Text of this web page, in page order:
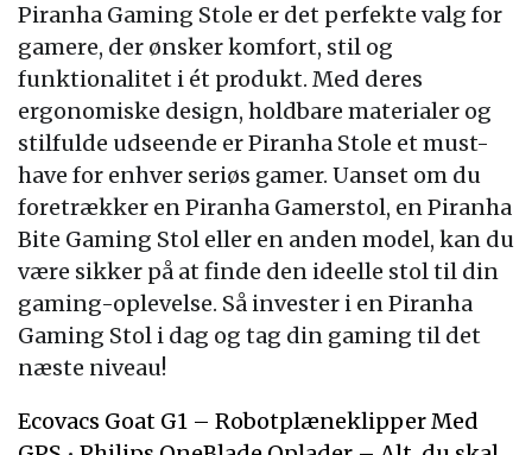
Piranha Gaming Stole er det perfekte valg for
gamere, der ønsker komfort, stil og
funktionalitet i ét produkt. Med deres
ergonomiske design, holdbare materialer og
stilfulde udseende er Piranha Stole et must-
have for enhver seriøs gamer. Uanset om du
foretrækker en Piranha Gamerstol, en Piranha
Bite Gaming Stol eller en anden model, kan du
være sikker på at finde den ideelle stol til din
gaming-oplevelse. Så invester i en Piranha
Gaming Stol i dag og tag din gaming til det
næste niveau!
Ecovacs Goat G1 – Robotplæneklipper Med